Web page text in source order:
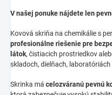
V našej ponuke nájdete len
Kovová skriňa na chemikálie s
profesionálne riešenie pre
látok, čistiacich prostriedkov
skladoch, dielňach,
Skrinka má celozváranú pevnú